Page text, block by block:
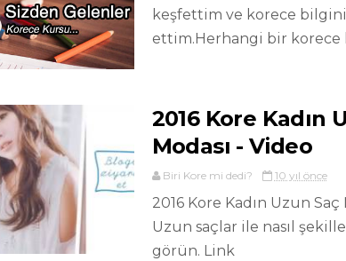
keşfettim ve korece
ettim.Herhangi bir korece
2016 Kore Kadın
Modası - Video
Biri Kore mi dedi? 10 yıl önce
2016 Kore Kadın Uzun Saç
Uzun saçlar ile nasıl
görün. Link